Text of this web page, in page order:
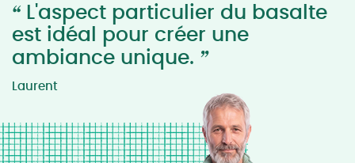
“ L'aspect particulier du basalte
est idéal pour créer une
ambiance unique. ”
Laurent